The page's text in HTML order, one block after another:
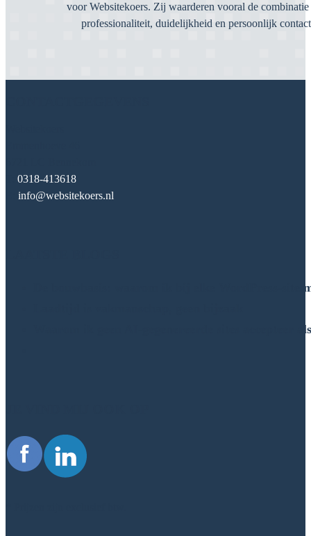
voor Websitekoers. Zij waarderen vooral de
professionaliteit, duidelijkheid en persoonlijk
0318-413618
info@websitekoers.nl
De bouwbasis: waarom ik bij elke WordPress-site
Waarom ik geen AI-gegenereerde sites accepteer